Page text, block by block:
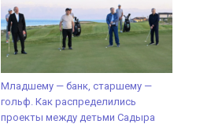
Младшему — банк, старшему —
гольф. Как распределились
проекты между детьми Садыра